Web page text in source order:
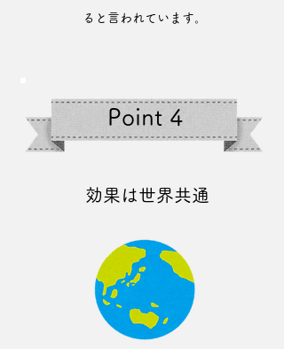
ると言われています。
Point 4
効果は世界共通